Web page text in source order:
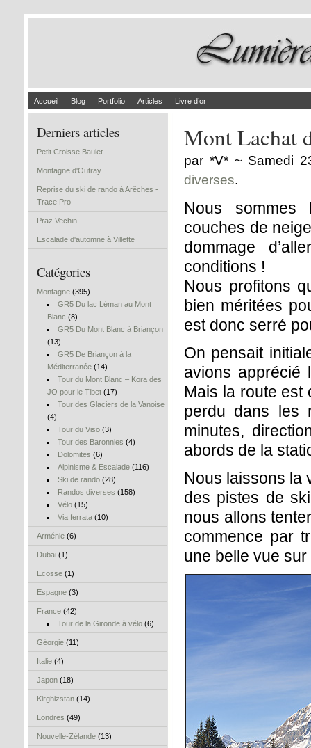
Accueil Blog Portfolio Articles Livre d’or
Derniers articles
Petit Croisse Baulet
Montagne d'Outray
Reprise du ski de rando à Arêches -
Trace Pro
Praz Vechin
Escalade d'automne à Villette
Catégories
Montagne (395)
GR5 Du lac Léman au Mont
Blanc (8)
GR5 Du Mont Blanc à Briançon
(13)
GR5 De Briançon à la
Méditerranée (14)
Tour du Mont Blanc – Kora des
JO pour le Tibet (17)
Tour des Glaciers de la Vanoise
(4)
Tour du Viso(3)
Tour des Baronnies (4)
Dolomites (6)
Alpinisme & Escalade(116)
Ski de rando(28)
Randos diverses (158)
Vélo(15)
Via ferrata(10)
Arménie (6)
Dubai (1)
Ecosse (1)
Espagne (3)
France (42)
Tour de la Gironde à vélo(6)
Géorgie (11)
Italie (4)
Japon (18)
Kirghizstan (14)
Londres (49)
Nouvelle-Zélande (13)
Mont Lachat
par *V* ~ Samedi
diverses.
Nous sommes
couches de
dommage
conditions !
Nous profitons
bien méritées
est donc serré
On pensait
avions apprécié
Mais la route est
perdu dans les
minutes,
abords de la
Nous laissons la
des pistes de
nous allons
commence par
une belle vue